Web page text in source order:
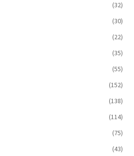
(32)
(30)
(22)
(35)
(55)
(152)
(138)
(114)
(75)
(43)